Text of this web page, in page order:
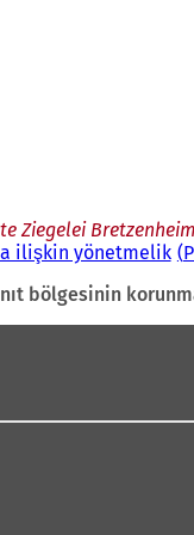
Ziegelei
ilişkin yönetmelik
bölgesinin